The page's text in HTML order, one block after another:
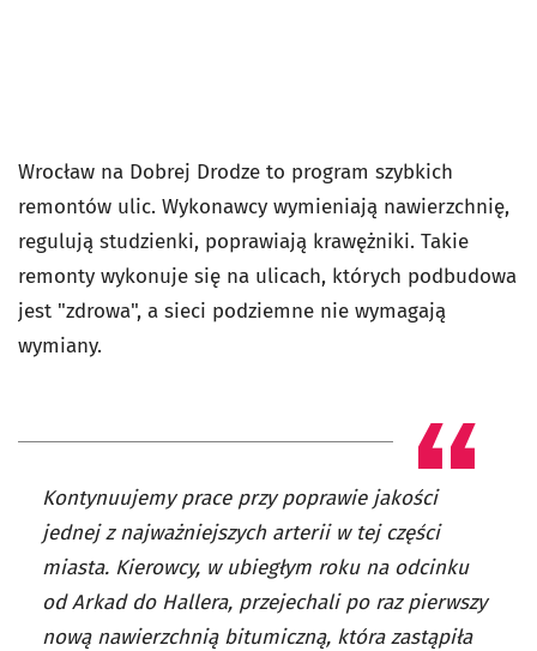
Wrocław na Dobrej Drodze to program szybkich
remontów ulic. Wykonawcy wymieniają nawierzchnię,
regulują studzienki, poprawiają krawężniki. Takie
remonty wykonuje się na ulicach, których podbudowa
jest "zdrowa", a sieci podziemne nie wymagają
wymiany.
Kontynuujemy prace przy poprawie jakości
jednej z najważniejszych arterii w tej części
miasta. Kierowcy, w ubiegłym roku na odcinku
od Arkad do Hallera, przejechali po raz pierwszy
nową nawierzchnią bitumiczną, która zastąpiła